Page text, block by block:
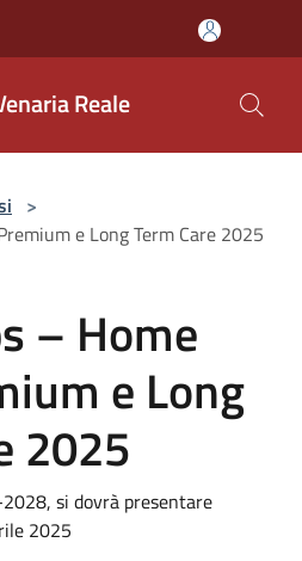
Reale
>
e Long Term Care 2025
– Home
e Long
2025
si dovrà presentare
2025